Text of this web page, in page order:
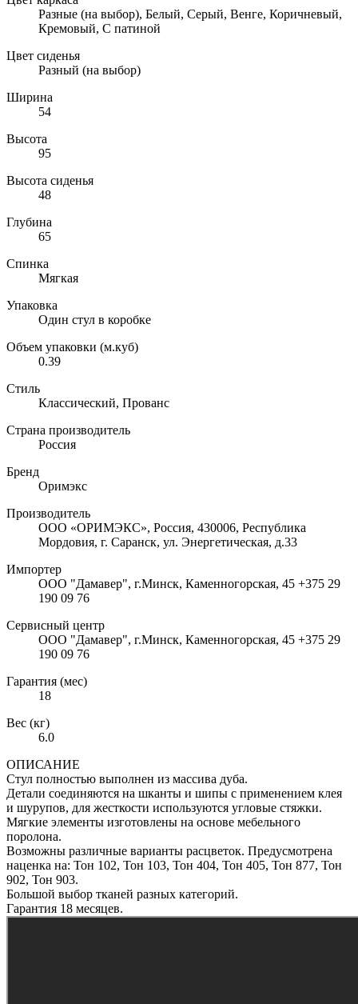
Разные (на выбор), Белый, Серый, Венге, Коричневый,
Кремовый, С патиной
Цвет сиденья
Разный (на выбор)
Ширина
54
Высота
95
Высота сиденья
48
Глубина
65
Спинка
Мягкая
Упаковка
Один стул в коробке
Объем упаковки (м.куб)
0.39
Стиль
Классический, Прованс
Страна производитель
Россия
Бренд
Оримэкс
Производитель
ООО «ОРИМЭКС», Россия, 430006, Республика
Мордовия, г. Саранск, ул. Энергетическая, д.33
Импортер
ООО "Дамавер", г.Минск, Каменногорская, 45 +375 29
190 09 76
Сервисный центр
ООО "Дамавер", г.Минск, Каменногорская, 45 +375 29
190 09 76
Гарантия (мес)
18
Вес (кг)
6.0
ОПИСАНИЕ
Стул полностью выполнен из массива дуба.
Детали соединяются на шканты и шипы с применением клея
и шурупов, для жесткости используются угловые стяжки.
Мягкие элементы изготовлены на основе мебельного
поролона.
Возможны различные варианты расцветок. Предусмотрена
наценка на: Тон 102, Тон 103, Тон 404, Тон 405, Тон 877, Тон
902, Тон 903.
Большой выбор тканей разных категорий.
Гарантия 18 месяцев.